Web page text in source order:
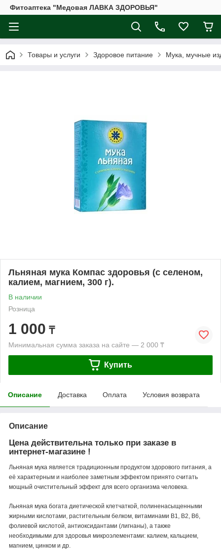
Фитоаптека "Медовая ЛАВКА ЗДОРОВЬЯ"
Товары и услуги Здоровое питание Мука, мучные
Льняная мука Компас здоровья (с селеном,
калием, магнием, 300 г).
В наличии
Розница
1 000 ₸
Минимальная сумма заказа на сайте — 2 000 ₸
Купить
Описание Доставка Оплата Условия возврата
Описание
Цена действительна только при заказе в
интернет-магазине !
Льняная мука является традиционным продуктом здорового питания, а
её характерным и наиболее заметным эффектом принято считать
мощный очистительный эффект для всего организма человека.
Льняная мука богата диетической клетчаткой, полиненасыщенными
жирными кислотами, растительным белком, витаминами B1, B2, B6,
фолиевой кислотой, антиоксидантами (лигнаны), а также
необходимыми для здоровья микроэлементами: калием, кальцием,
магнием, цинком и др.